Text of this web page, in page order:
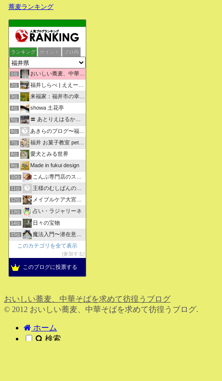
蕎麦ランキング
ランキング ポイント ブロ画
1位 おいしい蕎麦、中華そばを求めて彷徨うブログ
2位 福井しらべ | ええーっ！？そうなんや！知らんかったわ。
3位 来福家：福井市の幸せリフォーム物語
4位 showa 土花亭
5位 〓 あとりえはるかの日々悠悠 〓
6位 あきらのブログ〜福井県より〜
7位 福井 お菓子教室 petit sugarland
8位 愛犬とみる世界
9位 Made in fukui design
10位 こんぶ専門店のスタッフ日記
11位 王様のむしぱんのブログ
12位 メイプルケア大宮デイサービス
13位 占い・ラジャリーネ
14位 日々の宝物
15位
魔法入門〜潜在意識〜真を見抜く秘法〜
このカテゴリを全て表示
参加する
このブログに投票する
おいしい蕎麦、中華そばを求めて彷徨うブログ
© 2012 おいしい蕎麦、中華そばを求めて彷徨うブログ.
ホーム
検索